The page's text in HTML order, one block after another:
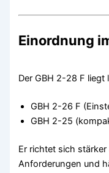
Einordnung
Der GBH 2-28 F
GBH 2-26 F
GBH 2-25
Er richtet sich
Anforderungen und